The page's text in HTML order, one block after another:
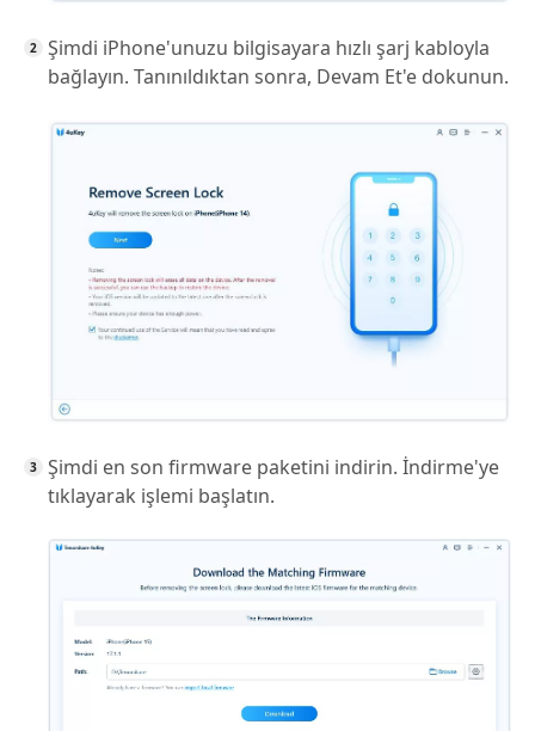
Şimdi iPhone'unuzu bilgisayara hızlı şarj kabloyla
bağlayın. Tanınıldıktan sonra, Devam Et'e dokunun.
Şimdi en son firmware paketini indirin. İndirme'ye
tıklayarak işlemi başlatın.